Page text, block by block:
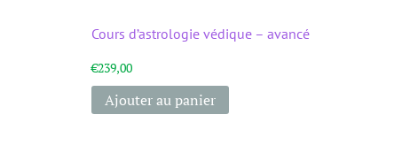
Cours d’astrologie védique – avancé
€239,00
Ajouter au panier